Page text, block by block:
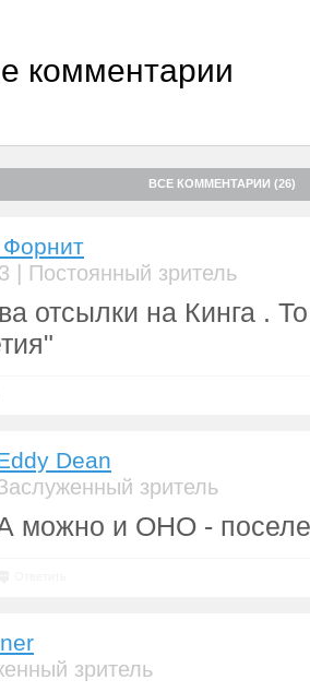
комментарии
ВСЕ КОММЕНТАРИИ (26)
| Постоянный зритель
отсылки на Кинга .
Dean
зритель
можно и ОНО -
зритель